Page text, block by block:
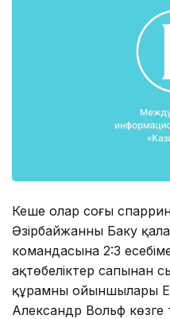
Кеше олар соңғы
Әзірбайжанның Баку
командасына 2:3
ақтөбеліктер сапынан
құрамның ойыншылары
Александр Вольф көзге